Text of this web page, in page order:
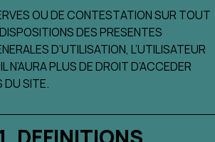
OU DE CONTESTATION SUR TOUT
DES PRESENTES
D’UTILISATION, L’UTILISATEUR
N’AURA PLUS DE DROIT D’ACCEDER
DU SITE.